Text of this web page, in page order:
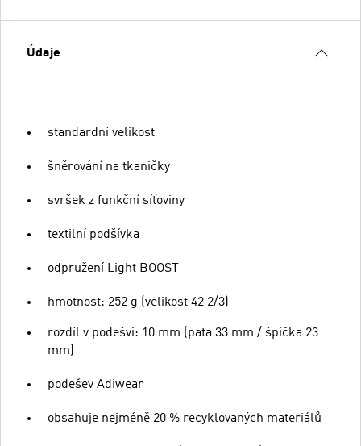
Údaje
standardní velikost
šněrování na tkaničky
svršek z funkční síťoviny
textilní podšívka
odpružení Light BOOST
hmotnost: 252 g (velikost 42 2/3)
rozdíl v podešvi: 10 mm (pata 33 mm / špička 23
mm)
podešev Adiwear
obsahuje nejméně 20 % recyklovaných materiálů